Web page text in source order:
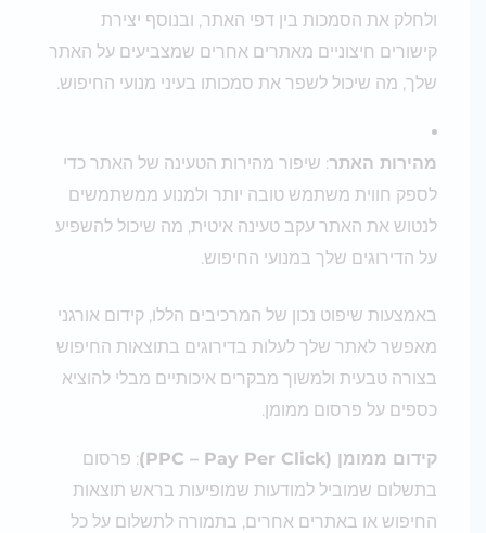
ולחלק את הסמכות בין דפי האתר, ובנוסף יצירת
קישורים חיצוניים מאתרים אחרים שמצביעים על האתר
שלך, מה שיכול לשפר את סמכותו בעיני מנועי החיפוש.
מהירות האתר: שיפור מהירות הטעינה של האתר כדי
לספק חווית משתמש טובה יותר ולמנוע ממשתמשים
לנטוש את האתר עקב טעינה איטית, מה שיכול להשפיע
על הדירוגים שלך במנועי החיפוש.
באמצעות שיפוט נכון של המרכיבים הללו, קידום אורגני
מאפשר לאתר שלך לעלות בדירוגים בתוצאות החיפוש
בצורה טבעית ולמשוך מבקרים איכותיים מבלי להוציא
כספים על פרסום ממומן.
קידום ממומן (PPC – Pay Per Click)
: פרסום
בתשלום שמוביל למודעות שמופיעות בראש תוצאות
החיפוש או באתרים אחרים, בתמורה לתשלום על כל